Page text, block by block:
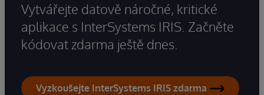
Vytvářejte datově náročné, kritické
aplikace s InterSystems IRIS. Začněte
kódovat zdarma ještě dnes.
Vyzkoušejte InterSystems IRIS zdarma